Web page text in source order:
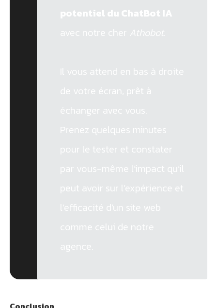
potentiel du ChatBot IA
avec notre cher Athobot.
Il vous attend en bas à droite
de votre écran, prêt à
échanger avec vous.
Prenez quelques minutes
pour le tester et constater
par vous-même l’impact qu’il
peut avoir sur l’expérience et
l’efficacité d’un site web
comme celui de notre
agence.